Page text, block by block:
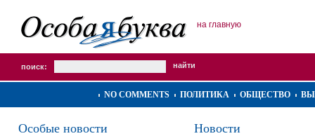
на главную
поиск:
NO COMMENTS ПОЛИТИКА ОБЩЕСТВО
Особые новости Новости